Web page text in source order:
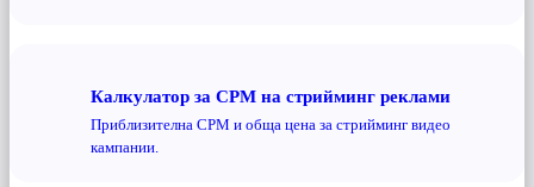
Калкулатор за CPM на стрийминг реклами
Приблизителна CPM и обща цена за стрийминг видео
кампании.